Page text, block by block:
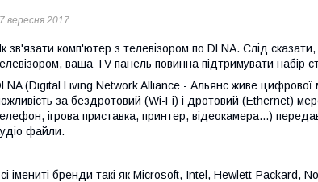
вересня 2017
зв'язати комп'ютер з телевізором по DLNA. Слід
ваша TV панель повинна підтримувати набір
(Digital Living Network Alliance - Альянс живе цифрової
за бездротовий (Wi-Fi) і дротовий (Ethernet)
ігрова приставка, принтер, відеокамера...)
файли.
імениті бренди такі як Microsoft, Intel, Hewlett-Packard,